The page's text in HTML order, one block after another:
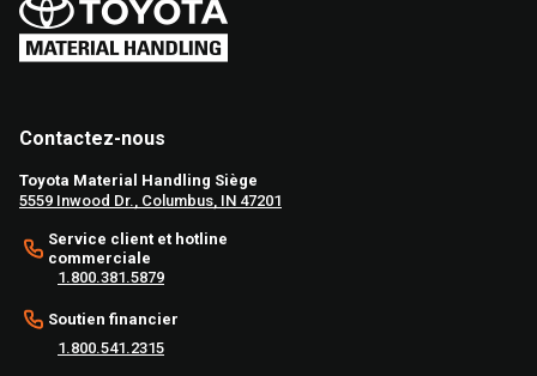
Contactez-nous
Toyota Material Handling Siège
5559 Inwood Dr., Columbus, IN 47201
Service client et hotline
commerciale
1.800.381.5879
Soutien financier
1.800.541.2315